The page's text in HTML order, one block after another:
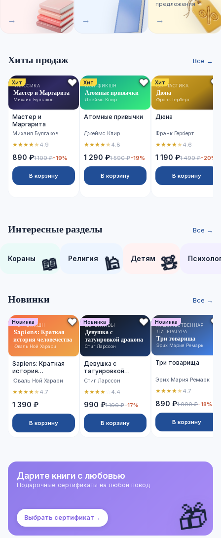
→ →
предложения
→
Хиты продаж Все →
Хит
КЛАССИКА
Мастер и Маргарита
Михаил Булгаков
Мастер и
Маргарита
Михаил Булгаков
★★★★★4.9
890 ₽1 100 ₽-19%
В корзину
Хит
НОН-ФИКШН
Атомные привычки
Джеймс Клир
Атомные привычки
Джеймс Клир
★★★★★4.8
1 290 ₽1 590 ₽-19%
В корзину
Хит
ФАНТАСТИКА
Дюна
Фрэнк Герберт
Дюна
Фрэнк Герберт
★★★★★4.6
1 190 ₽1 490 ₽-20%
В корзину
Интересные разделы Все →
Кораны 📖 Религия 🕌 Детям 🧸
Новинки Все →
Новинка
НОН-ФИКШН
Sapiens: Краткая
история человечества
Юваль Ной Харари
Sapiens: Краткая
история
человечества
Юваль Ной Харари
★★★★★4.7
1 390 ₽
В корзину
Новинка
ДЕТЕКТИВЫ
Девушка с
татуировкой дракона
Стиг Ларссон
Девушка с
татуировкой
дракона
Стиг Ларссон
★★★★ 4.4
990 ₽1 190 ₽-17%
В корзину
Новинка
ХУДОЖЕСТВЕННАЯ
ЛИТЕРАТУРА
Три товарища
Эрих Мария Ремарк
Три товарища
Эрих Мария Ремарк
★★★★★4.7
890 ₽1 090 ₽-18%
В корзину
Дарите книги с любовью
Подарочные сертификаты на любой повод
Выбрать сертификат → 🎁